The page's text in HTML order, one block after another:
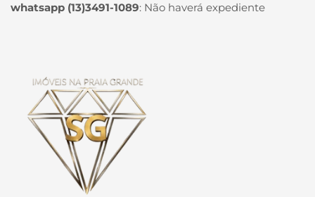
whatsapp (13)3491-1089: Não haverá expediente